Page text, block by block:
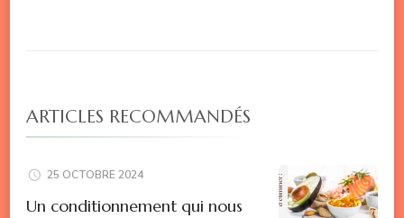
ARTICLES RECOMMANDÉS
25 OCTOBRE 2024
Un conditionnement qui nous